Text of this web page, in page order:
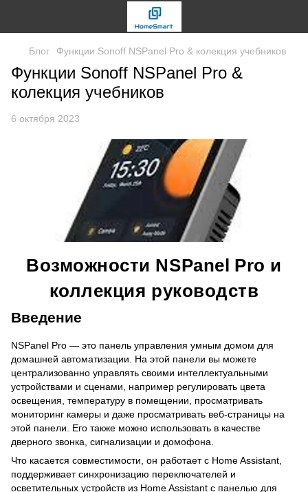
Блог Функции Sonoff NSPanel Pro & колекция учебников
Функции Sonoff NSPanel Pro &
колекция учебников
6 октября 2023
Возможности NSPanel Pro и
коллекция руководств
Введение
NSPanel Pro — это панель управления умным домом для
домашней автоматизации. На этой панели вы можете
централизованно управлять своими интеллектуальными
устройствами и сценами, например регулировать цвета
освещения, температуру в помещении, просматривать
мониторинг камеры и даже просматривать веб-страницы на
этой панели. Его также можно использовать в качестве
дверного звонка, сигнализации и домофона.
Что касается совместимости, он работает с Home Assistant,
поддерживает синхронизацию переключателей и
осветительных устройств из Home Assistant с панелью для